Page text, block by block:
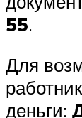
55.
Для
деньги: